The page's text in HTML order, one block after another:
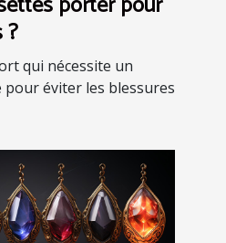
?
qui nécessite un
éviter les blessures